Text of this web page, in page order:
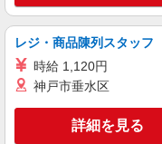
る） 交通費別
【紹介
（上限
キープ
株式会社トラストグロー
レジ・商品陳列スタッフ
時給 1,120円
神戸市垂水区
詳細を見る